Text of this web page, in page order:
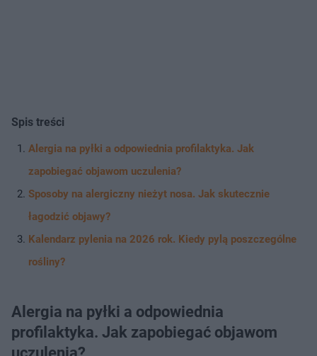
Spis treści
Alergia na pyłki a odpowiednia profilaktyka. Jak
zapobiegać objawom uczulenia?
Sposoby na alergiczny nieżyt nosa. Jak skutecznie
łagodzić objawy?
Kalendarz pylenia na 2026 rok. Kiedy pylą poszczególne
rośliny?
Alergia na pyłki a odpowiednia
profilaktyka. Jak zapobiegać objawom